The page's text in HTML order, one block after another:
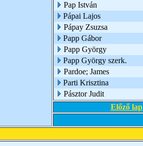
Pap István
Pápai Lajos
Pápay Zsuzsa
Papp Gábor
Papp György
Papp György szerk.
Pardoe; James
Parti Krisztina
Pásztor Judit
Előző lap